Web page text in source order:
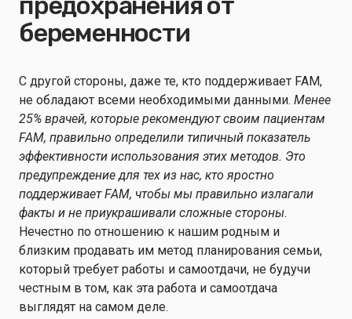
беременности
С другой стороны, даже те, кто поддерживает FAM,
не обладают всеми необходимыми данными. Менее
25% врачей, которые рекомендуют своим пациентам
FAM, правильно определили типичный показатель
эффективности использования этих методов. Это
предупреждение для тех из нас, кто яростно
поддерживает FAM, чтобы мы правильно излагали
факты и не приукрашивали сложные стороны.
Нечестно по отношению к нашим родным и
близким продавать им метод планирования семьи,
который требует работы и самоотдачи, не будучи
честным в том, как эта работа и самоотдача
выглядят на самом деле.